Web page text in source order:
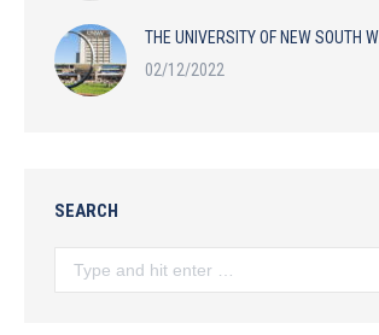
THE UNIVERSITY OF NEW SOUTH
02/12/2022
SEARCH
Search: